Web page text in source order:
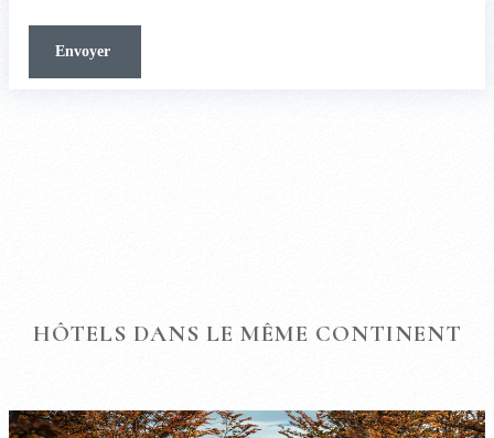
HÔTELS DANS LE MÊME CONTINENT